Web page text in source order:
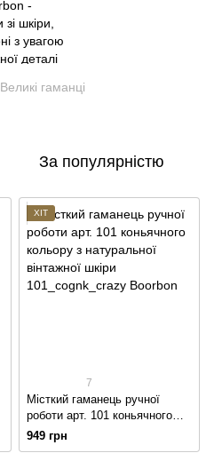
Великі гаманці
За популярністю
ХІТ
7
Місткий гаманець ручної
роботи арт. 101 коньячного
кольору з натуральної
949 грн